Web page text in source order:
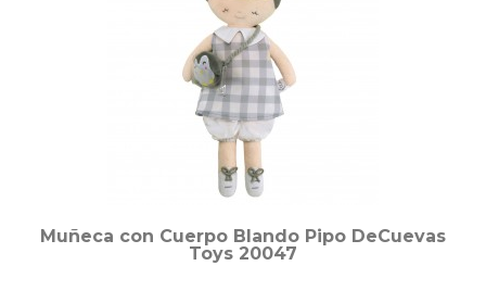
Muñeca con Cuerpo Blando Pipo DeCuevas
Toys 20047